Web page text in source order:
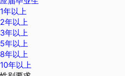
1年以上
2年以上
3年以上
5年以上
8年以上
10年以上